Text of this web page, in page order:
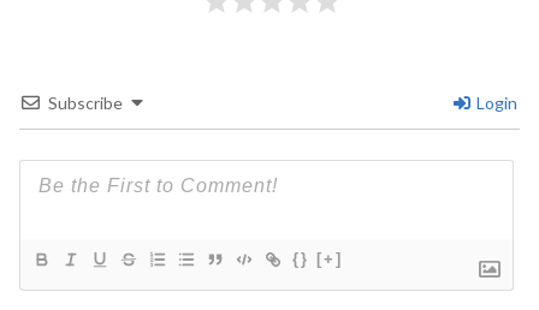
Subscribe Login
{} [+]